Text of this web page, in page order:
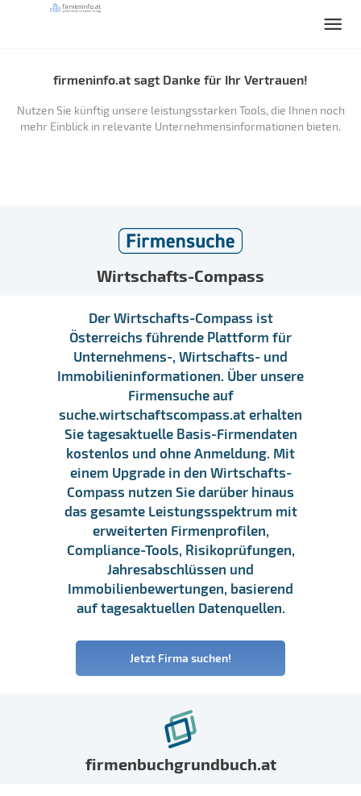
firmeninfo.at sagt Danke für Ihr Vertrauen!
Nutzen Sie künftig unsere leistungsstarken Tools, die Ihnen noch
mehr Einblick in relevante Unternehmensinformationen bieten.
Wirtschafts-Compass
Der Wirtschafts-Compass ist
Österreichs führende Plattform für
Unternehmens-, Wirtschafts- und
Immobilieninformationen. Über unsere
Firmensuche auf
suche.wirtschaftscompass.at erhalten
Sie tagesaktuelle Basis-Firmendaten
kostenlos und ohne Anmeldung. Mit
einem Upgrade in den Wirtschafts-
Compass nutzen Sie darüber hinaus
das gesamte Leistungsspektrum mit
erweiterten Firmenprofilen,
Compliance-Tools, Risikoprüfungen,
Jahresabschlüssen und
Immobilienbewertungen, basierend
auf tagesaktuellen Datenquellen.
Jetzt Firma suchen!
firmenbuchgrundbuch.at